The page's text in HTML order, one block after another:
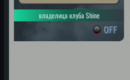
владелица клуба Shine